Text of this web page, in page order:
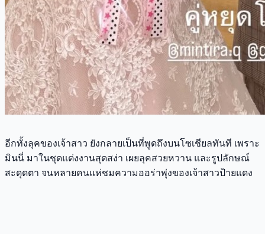
อีกทั้งลุคของเจ้าสาว ยังกลายเป็นที่พูดถึงบนโซเชียลทันที เพราะ
มินนี่ มาในชุดแต่งงานสุดสง่า เผยลุคสวยหวาน และรูปลักษณ์
สะดุดตา จนหลายคนแห่ชมความออร่าพุ่งของเจ้าสาวป้ายแดง